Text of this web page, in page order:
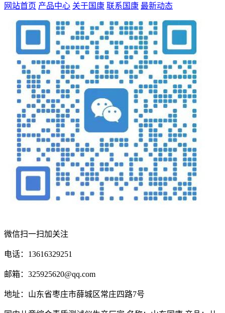
网站首页 产品中心 关于国康 联系国康 最新动态
微信扫一扫加关注
电话：13616329251
邮箱：325925620@qq.com
地址：山东省枣庄市薛城区常庄四路7号